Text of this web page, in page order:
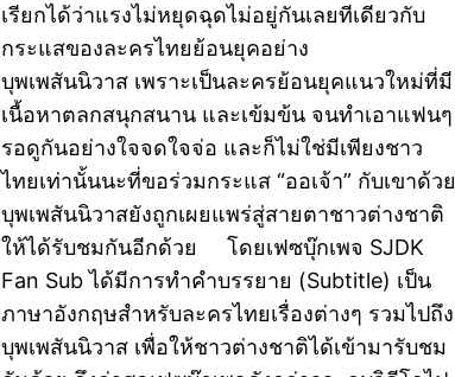
เรียกได้ว่าแรงไม่หยุดฉุดไม่อยู่กันเลยทีเดียวกับ
กระแสของละครไทยย้อนยุคอย่าง
บุพเพสันนิวาส เพราะเป็นละครย้อนยุคแนวใหม่ที่มี
เนื้อหาตลกสนุกสนาน และเข้มข้น จนทำเอาแฟนๆ
รอดูกันอย่างใจจดใจจ่อ และก็ไม่ใช่มีเพียงชาว
ไทยเท่านั้นนะที่ขอร่วมกระแส “ออเจ้า” กับเขาด้วย
บุพเพสันนิวาสยังถูกเผยแพร่สู่สายตาชาวต่างชาติ
ให้ได้รับชมกันอีกด้วย โดยเฟซบุ๊กเพจ SJDK
Fan Sub ได้มีการทำคำบรรยาย (Subtitle) เป็น
ภาษาอังกฤษสำหรับละครไทยเรื่องต่างๆ รวมไปถึง
บุพเพสันนิวาส เพื่อให้ชาวต่างชาติได้เข้ามารับชม